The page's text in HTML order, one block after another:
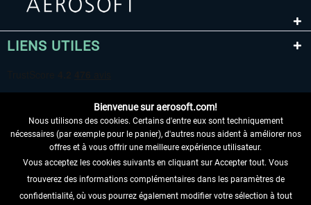
LIENS UTILES
RENONCER AU CONTRAT ICI
INFORMATIONS
Bienvenue sur aerosoft.com!
Nous utilisons des cookies. Certains d'entre eux sont techniquement
nécessaires (par exemple pour le panier), d'autres nous aident à améliorer nos
offres et à vous offrir une meilleure expérience utilisateur.
Vous acceptez les cookies suivants en cliquant sur Accepter tout. Vous
trouverez des informations complémentaires dans les paramètres de
confidentialité, où vous pourrez également modifier votre sélection à tout